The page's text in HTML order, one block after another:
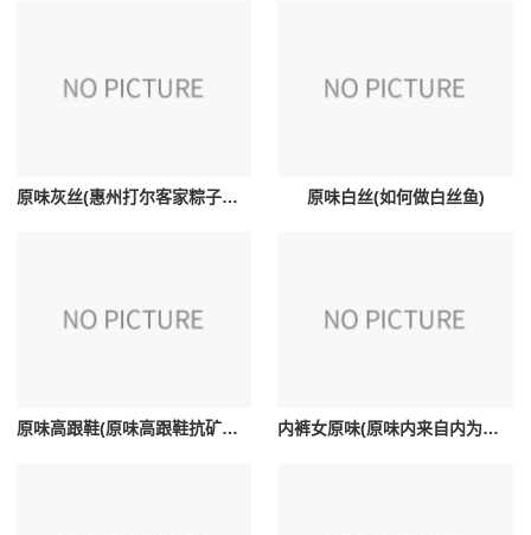
原味灰丝(惠州打尔客家粽子都有什么陷和什么调料) 原味白丝(如何做白丝鱼)
原味高跟鞋(原味高跟鞋抗矿是味矿有味道吗) 内裤女原味(原味内来自内为什么那么多男生喜欢)